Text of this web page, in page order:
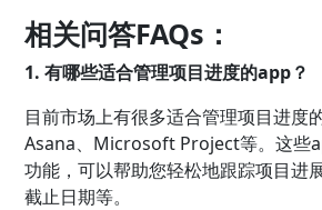
相关问答FAQs：
1. 有哪些适合管理项目进度的app？
目前市场上有很多适合管理项目进度
Asana、Microsoft Project等。这些
功能，可以帮助您轻松地跟踪项目进
截止日期等。